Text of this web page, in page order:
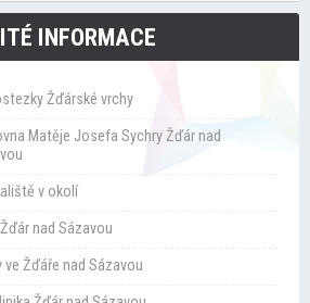
INFORMACE
Žďárské vrchy
Matěje Josefa Sychry Žďár nad
v okolí
nad Sázavou
ve Žďáře nad Sázavou